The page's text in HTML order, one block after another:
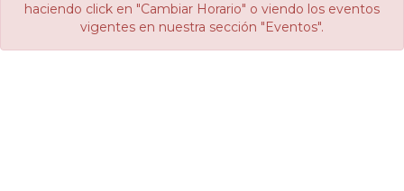
haciendo click en "Cambiar Horario" o viendo los eventos
vigentes en nuestra sección "Eventos".